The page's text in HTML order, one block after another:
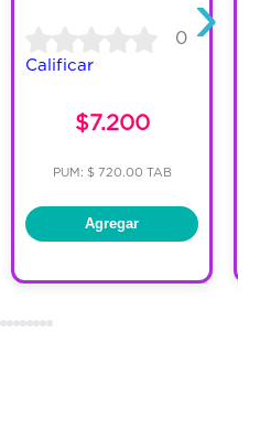
0
Calificar
$7.200
PUM: $ 720.00 TAB
Agregar
›